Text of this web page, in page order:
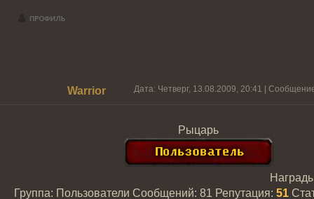
Warrior Дата: Четверг, 13.08.2009, 20:41 |
Рыцарь
Группа: Пользователи Сообщений: 81 Репутация: 51